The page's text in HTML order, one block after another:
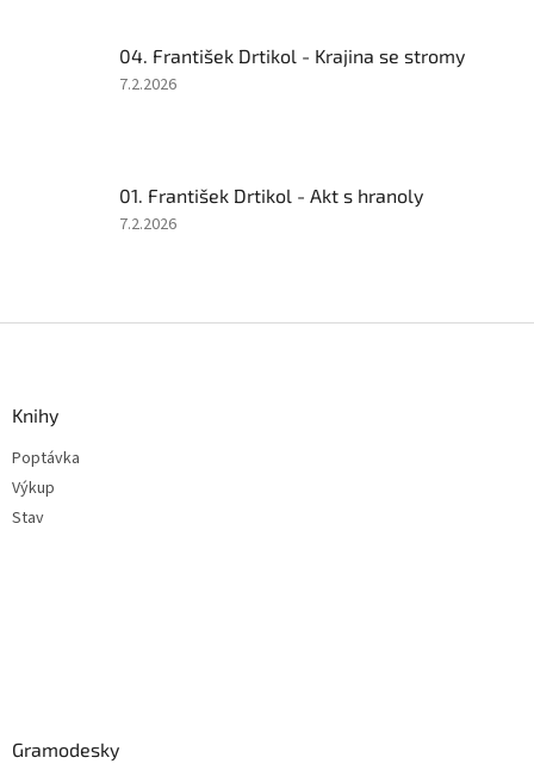
04. František Drtikol - Krajina se stromy
Hodnocení
5
hvězdiček.
7.2.2026
01. František Drtikol - Akt s hranoly
Hodnocení
7.2.2026
Knihy
Poptávka
Výkup
Stav
Gramodesky